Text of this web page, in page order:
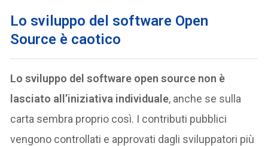
Lo sviluppo del software Open
Source è caotico
Lo sviluppo del software open source non è
lasciato all’iniziativa individuale, anche se sulla
carta sembra proprio così. I contributi pubblici
vengono controllati e approvati dagli sviluppatori più